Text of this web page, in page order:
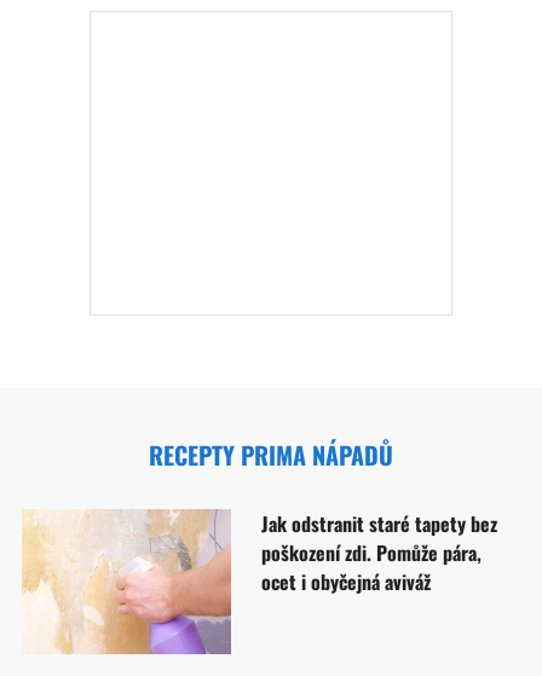
RECEPTY PRIMA NÁPADŮ
Jak odstranit staré tapety bez
poškození zdi. Pomůže pára,
ocet i obyčejná aviváž